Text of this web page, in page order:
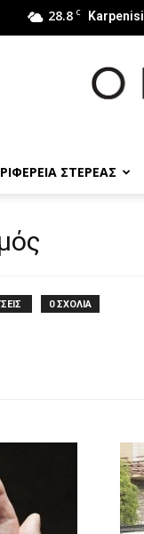
28.8 C Karpenisi
ΣΤΕΡΕΑΣ
0 ΣΧΟΛΙΑ